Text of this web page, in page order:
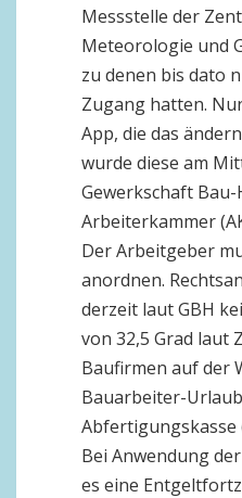
Messstelle der
Meteorologie und
zu denen bis dato
Zugang hatten.
App, die das
wurde diese am
Gewerkschaft Bau-
Arbeiterkammer
Der Arbeitgeber
anordnen.
derzeit laut GBH
von 32,5 Grad laut
Baufirmen auf der
Bauarbeiter-
Abfertigungskasse
Bei Anwendung
es eine